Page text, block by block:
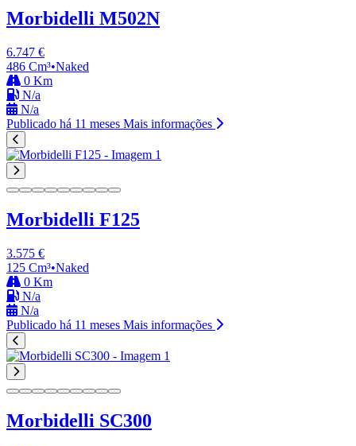
Morbidelli M502N
6.747 €
486 Cm³•Naked
0 Km
N/a
N/a
Publicado há 11 meses Mais informações
Morbidelli F125
3.575 €
125 Cm³•Naked
0 Km
N/a
N/a
Publicado há 11 meses Mais informações
Morbidelli SC300